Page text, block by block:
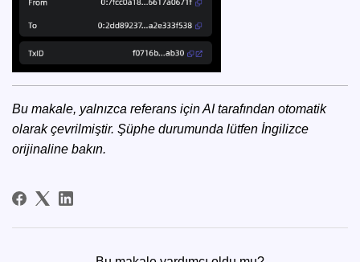
Bu makale, yalnızca referans için AI tarafından otomatik
olarak çevrilmiştir. Şüphe durumunda lütfen İngilizce
orijinaline bakın.